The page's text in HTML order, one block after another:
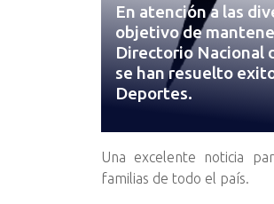
En atención a las
objetivo de
Directorio Nacional
se han resuelto
Deportes.
Una excelente noticia
familias de todo el país.